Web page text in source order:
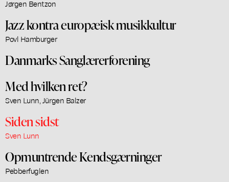
Jørgen Bentzon
Jazz kontra europæisk musikkultur
Povl Hamburger
Danmarks Sanglærerforening
Med hvilken ret?
Sven Lunn, Jürgen Balzer
Siden sidst
Sven Lunn
Opmuntrende Kendsgærninger
Pebberfuglen